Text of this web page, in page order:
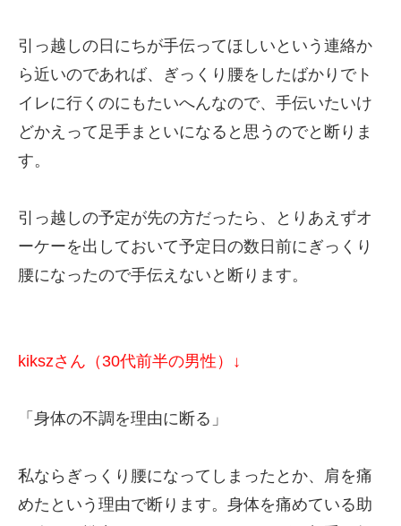
引っ越しの日にちが手伝ってほしいという連絡か
ら近いのであれば、ぎっくり腰をしたばかりでト
イレに行くのにもたいへんなので、手伝いたいけ
どかえって足手まといになると思うのでと断りま
す。
引っ越しの予定が先の方だったら、とりあえずオ
ーケーを出しておいて予定日の数日前にぎっくり
腰になったので手伝えないと断ります。
kikszさん（30代前半の男性）↓
「身体の不調を理由に断る」
私ならぎっくり腰になってしまったとか、肩を痛
めたという理由で断ります。身体を痛めている助